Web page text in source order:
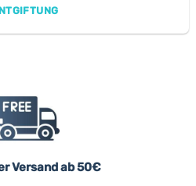
Versand ab 50€